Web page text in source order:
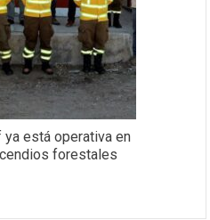
ya está operativa en
forestales